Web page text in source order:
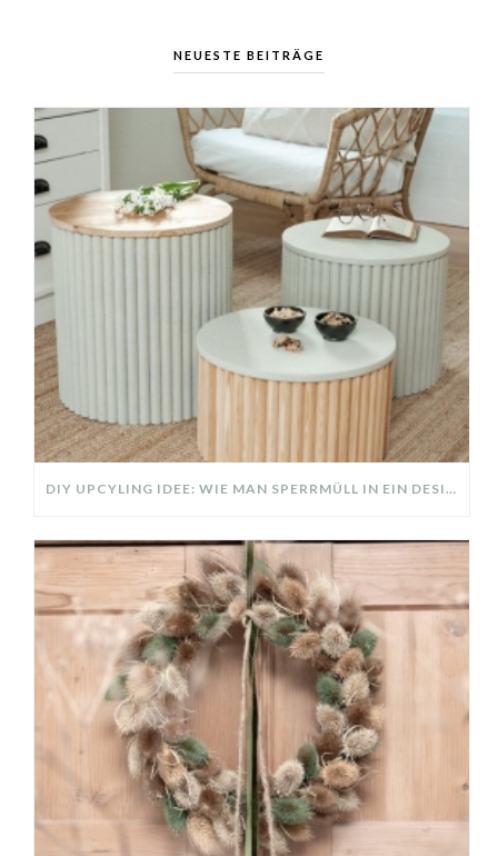
NEUESTE BEITRÄGE
DIY UPCYLING IDEE: WIE MAN SPERRMÜLL IN EIN DESIGNER TEIL VERWANDELT